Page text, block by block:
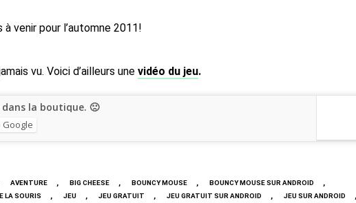
à venir pour l’automne 2011!
vu. Voici d’ailleurs une vidéo du jeu.
la boutique. 🙁
Google
AVENTURE , BIG CHEESE , BOUNCY MOUSE , BOUNCY MOUSE SUR ANDROID ,
LA SOURIS , JEU , JEU GRATUIT , JEU GRATUIT SUR ANDROID , JEU SUR ANDROID ,